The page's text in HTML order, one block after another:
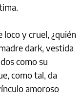
loco y cruel, ¿quién
dark, vestida
como su
como tal, da
amoroso